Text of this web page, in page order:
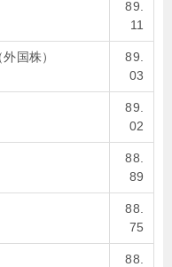
89.
11
国株）
89.
03
89.
02
88.
89
88.
75
88.